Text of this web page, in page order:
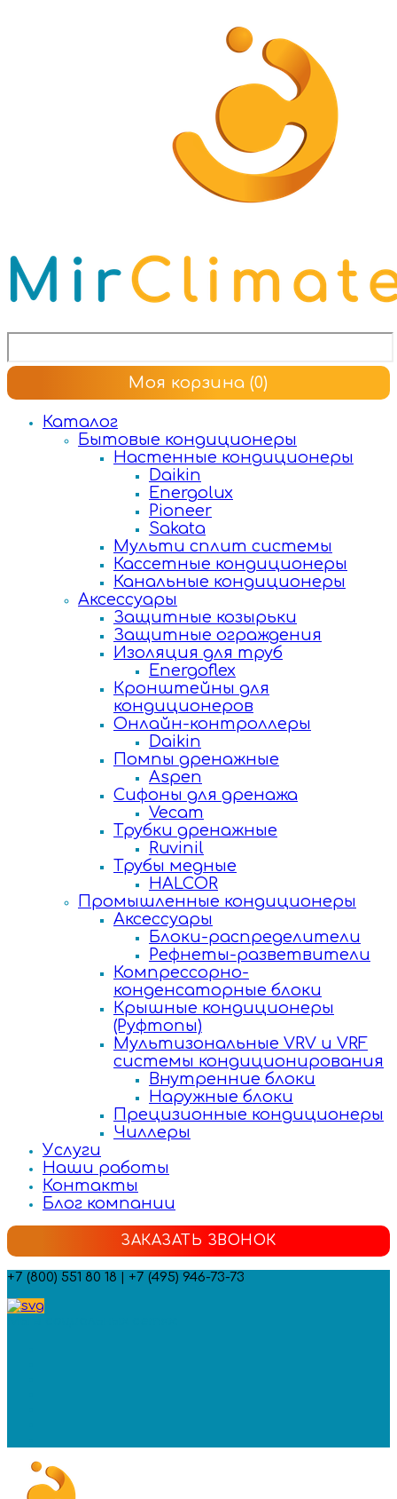
Моя корзина (0)
Каталог
Бытовые кондиционеры
Настенные кондиционеры
Daikin
Energolux
Pioneer
Sakata
Мульти сплит системы
Кассетные кондиционеры
Канальные кондиционеры
Аксессуары
Защитные козырьки
Защитные ограждения
Изоляция для труб
Energoflex
Кронштейны для
кондиционеров
Онлайн-контроллеры
Daikin
Помпы дренажные
Aspen
Сифоны для дренажа
Vecam
Трубки дренажные
Ruvinil
Трубы медные
HALCOR
Промышленные кондиционеры
Аксессуары
Блоки-распределители
Рефнеты-разветвители
Компрессорно-
конденсаторные блоки
Крышные кондиционеры
(Руфтопы)
Мультизональные VRV и VRF
системы кондиционирования
Внутренние блоки
Наружные блоки
Прецизионные кондиционеры
Чиллеры
Услуги
Наши работы
Контакты
Блог компании
ЗАКАЗАТЬ ЗВОНОК
+7 (800) 551 80 18 | +7 (495) 946-73-73